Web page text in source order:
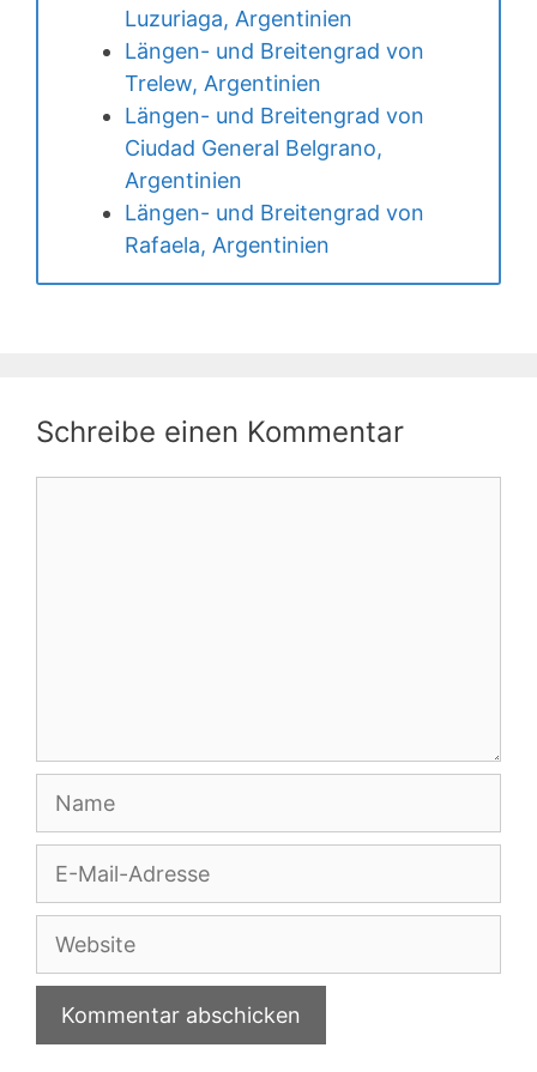
Luzuriaga, Argentinien
Längen- und Breitengrad von
Trelew, Argentinien
Längen- und Breitengrad von
Ciudad General Belgrano,
Argentinien
Längen- und Breitengrad von
Rafaela, Argentinien
Schreibe einen Kommentar
Adresse
Website